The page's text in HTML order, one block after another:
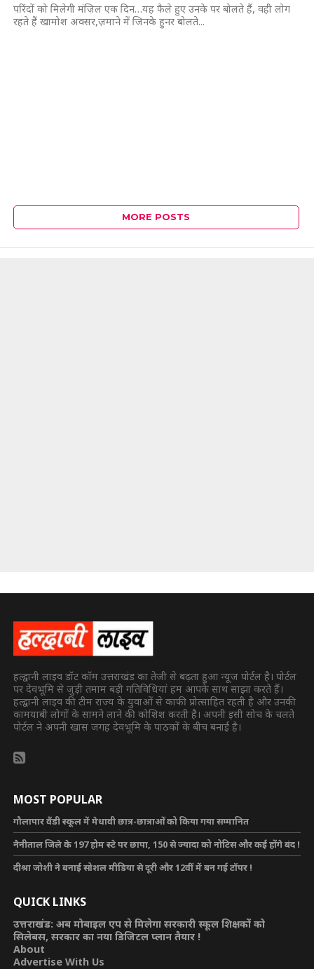
परिंदों को मिलेगी मंज़िल एक दिन…यह फैले हुए उनके पर बोलते हैं, वही लोग
रहते हैं खामोश अक्सर,ज़माने में जिनके हुनर बोलते...
MORE POSTS
हल्द्वानी लाइव डॉट कॉम उत्तराखंड का तेजी से बढ़ता हुआ न्यूज पोर्टल है। पोर्टल
पर देवभूमि से जुड़ी तमाम बड़ी गतिविधियां हम आपके साथ साझा करते हैं।
हल्द्वानी लाइव की टीम राज्य के युवाओं से काफी प्रोत्साहित रहती है और उनकी
कामयाबी लोगों के सामने लाने की कोशिश करती है। अपनी इसी सोच के चलते
पोर्टल ने अपनी खास जगह देवभूमि के पाठकों के बीच बनाई है।
MOST POPULAR
गौलापार वैंडी स्कूल में मेधावी छात्र-छात्राओं को किया गया सम्मानित
नैनीताल जिले के 197 होम स्टे पर छापा, 150 से ज्यादा को नोटिस और कई होंगे बंद !
दीश्रा जोशी ने बनाई सोशल मीडिया से दूरी और 12वीं में बन गई टॉपर !
QUICK LINKS
उत्तराखंड: अब मोबाइल एप से मिलेगा सरकारी स्कूल शिक्षकों को
सिलेबस, सरकार का नया डिजिटल प्लान तैयार !
About
Advertise With Us